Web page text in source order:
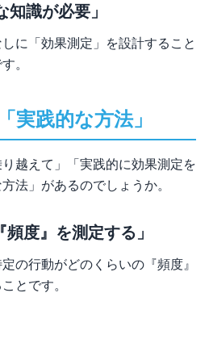
識が必要」
に「効果測定」を設計すること
。
実践的な方法」
越えて」「実践的に効果測定を
法」があるのでしょうか。
度』を測定する」
の行動がどのくらいの『頻度』
とです。